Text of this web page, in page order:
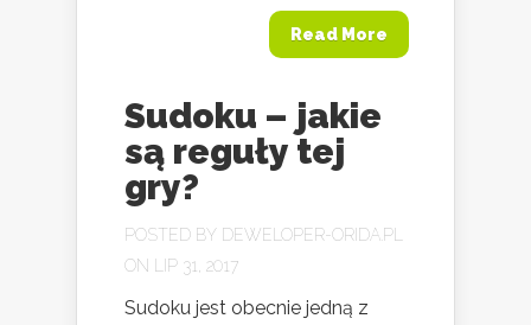
Read More
Sudoku – jakie
są reguły tej
gry?
POSTED BY DEWELOPER-ORIDA.PL
ON LIP 31, 2017
Sudoku jest obecnie jedną z